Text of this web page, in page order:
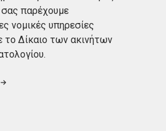
σας παρέχουμε
νομικές υπηρεσίες
το Δίκαιο των ακινήτων